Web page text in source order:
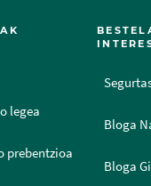
legea
prebentzioa
Bloga
Bloga